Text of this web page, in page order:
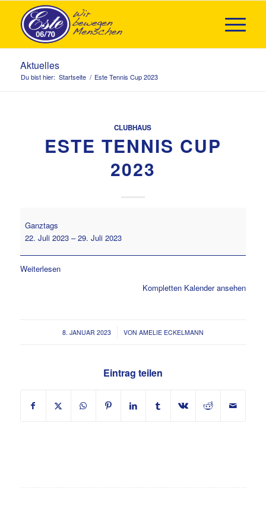
Aktuelles
Du bist hier: Startseite / Este Tennis Cup 2023
CLUBHAUS
ESTE TENNIS CUP
2023
Tennis
Cup
Ganztags
22. Juli 2023 –29. Juli 2023
Weiterlesen
Kompletten Kalender ansehen
8. JANUAR 2023
/ VON AMELIE ECKELMANN
Eintrag teilen